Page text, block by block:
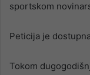
sportskom
Peticija je
Tokom